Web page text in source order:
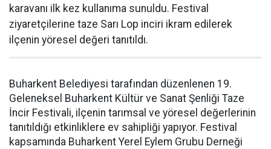
karavanı ilk kez kullanıma sunuldu. Festival
ziyaretçilerine taze Sarı Lop inciri ikram edilerek
ilçenin yöresel değeri tanıtıldı.
Buharkent Belediyesi tarafından düzenlenen 19.
Geleneksel Buharkent Kültür ve Sanat Şenliği Taze
İncir Festivali, ilçenin tarımsal ve yöresel değerlerinin
tanıtıldığı etkinliklere ev sahipliği yapıyor. Festival
kapsamında Buharkent Yerel Eylem Grubu Derneği